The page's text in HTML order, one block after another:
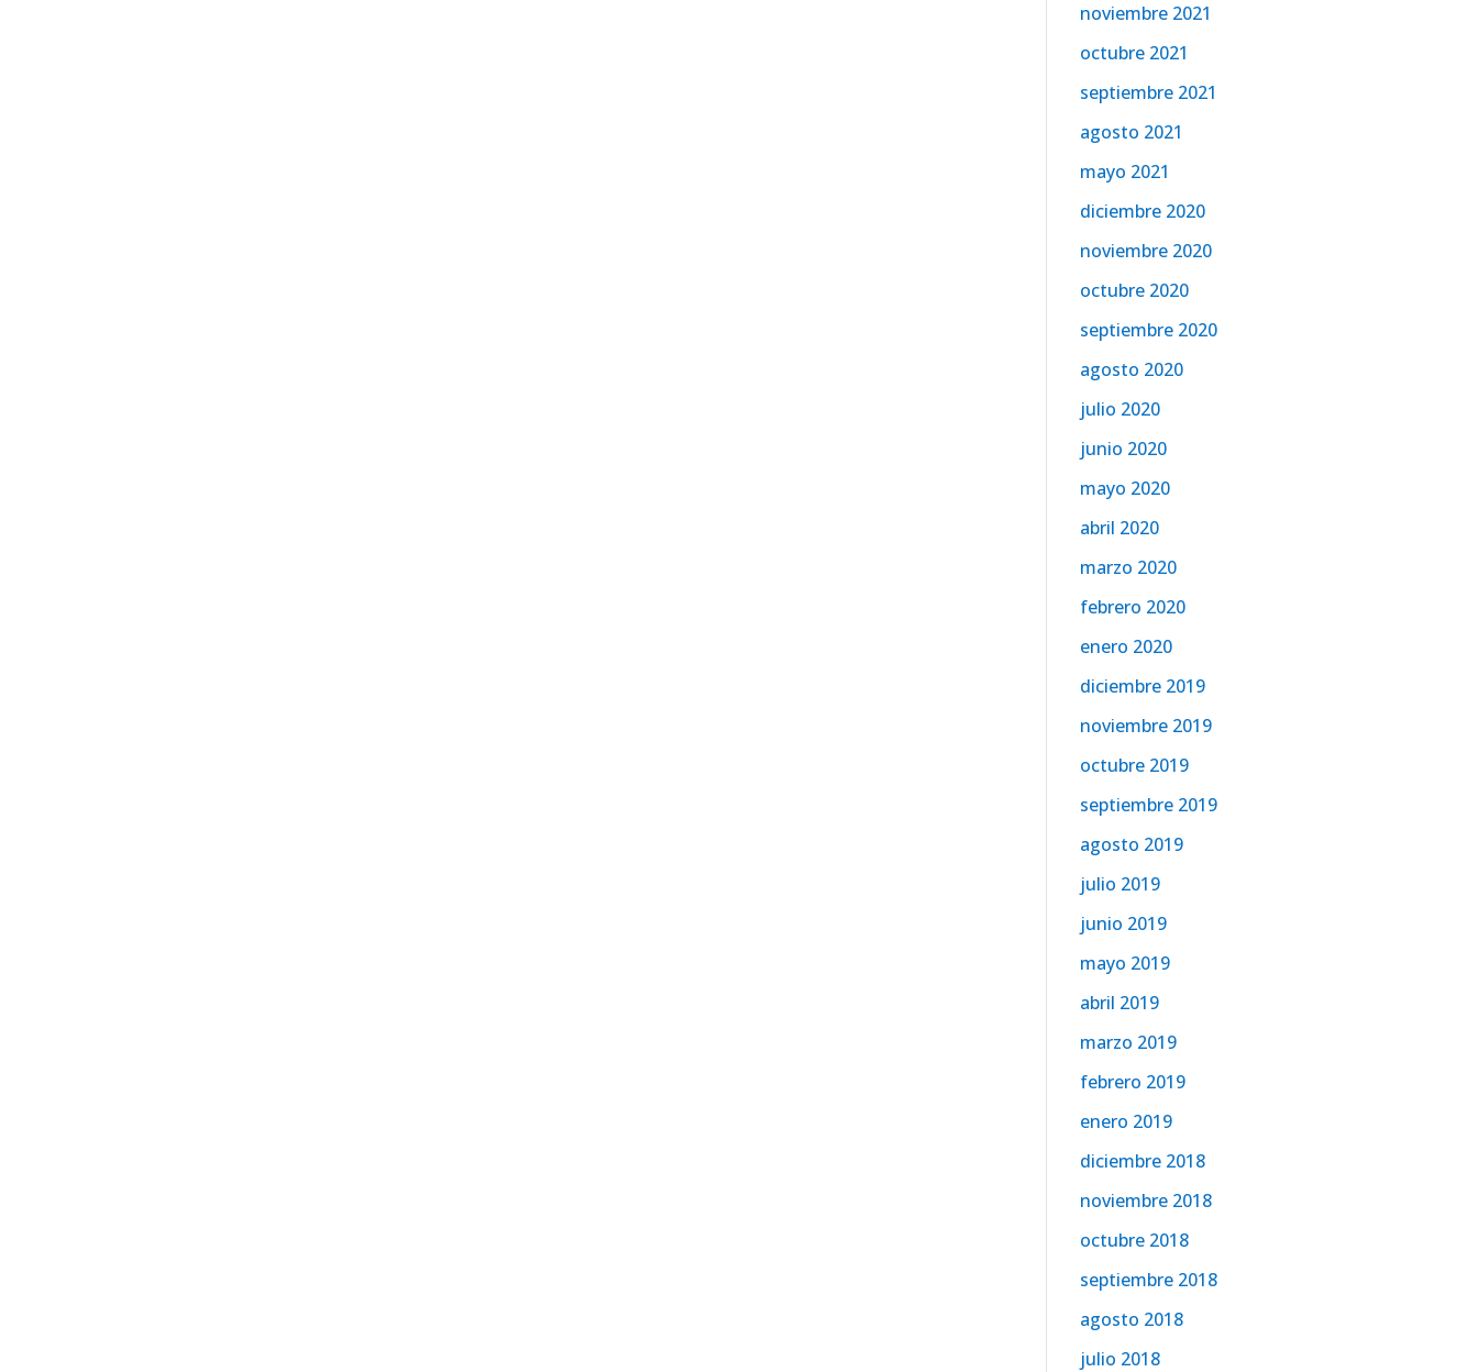
noviembre 2021
octubre 2021
septiembre 2021
agosto 2021
mayo 2021
diciembre 2020
noviembre 2020
octubre 2020
septiembre 2020
agosto 2020
julio 2020
junio 2020
mayo 2020
abril 2020
marzo 2020
febrero 2020
enero 2020
diciembre 2019
noviembre 2019
octubre 2019
septiembre 2019
agosto 2019
julio 2019
junio 2019
mayo 2019
abril 2019
marzo 2019
febrero 2019
enero 2019
diciembre 2018
noviembre 2018
octubre 2018
septiembre 2018
agosto 2018
julio 2018